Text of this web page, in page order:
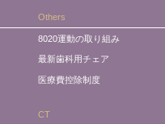
Others
8020運動の取り組み
最新歯科用チェア
医療費控除制度
CT